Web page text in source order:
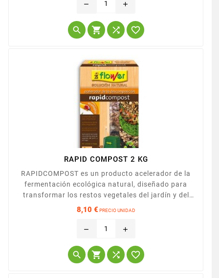
remove add
   
RAPID COMPOST 2 KG
RAPIDCOMPOST es un producto acelerador de la
fermentación ecológica natural, diseñado para
transformar los restos vegetales del jardín y del
hogar en un excelente abono orgánico (compost),
con olor a tierra mojada.
8,10 € PRECIO UNIDAD
remove add
   